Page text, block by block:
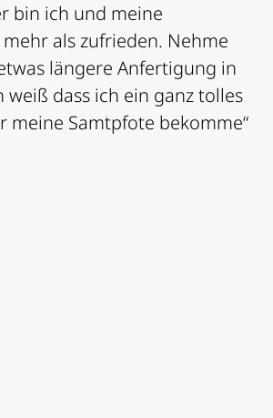
bin ich und meine
als zufrieden. Nehme
längere Anfertigung in
weiß dass ich ein ganz tolles
meine Samtpfote bekomme“